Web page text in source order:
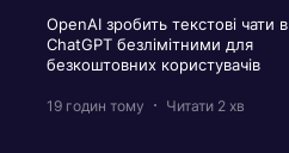
OpenAI зробить текстові чати в
ChatGPT безлімітними для
безкоштовних користувачів
19 годин тому Читати 2 хв